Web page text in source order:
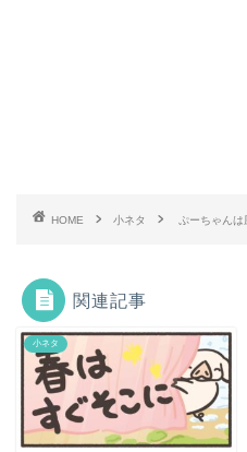
HOME 小ネタ ぷーちゃん
関連記事
小ネタ